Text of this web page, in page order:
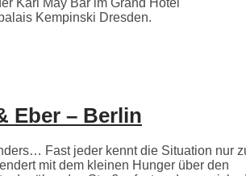
Karl May Bar im Grand Hotel
Kempinski Dresden.
Eber – Berlin
Fast jeder kennt die Situation nur
mit dem kleinen Hunger über den